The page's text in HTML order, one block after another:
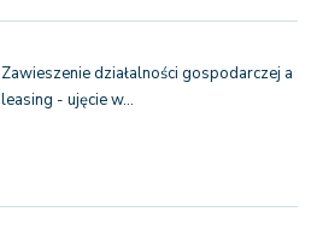
Zawieszenie działalności gospodarczej a
leasing - ujęcie w…